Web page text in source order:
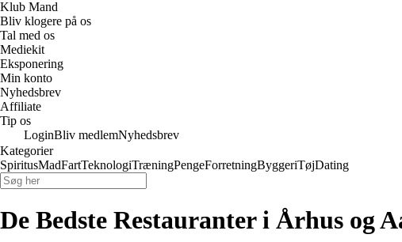
Klub Mand
Bliv klogere på os
Tal med os
Mediekit
Eksponering
Min konto
Nyhedsbrev
Affiliate
Tip os
LoginBliv medlemNyhedsbrev
Kategorier
SpiritusMadFartTeknologiTræningPengeForretningByggeriTøjDating
De Bedste Restauranter i Århus og